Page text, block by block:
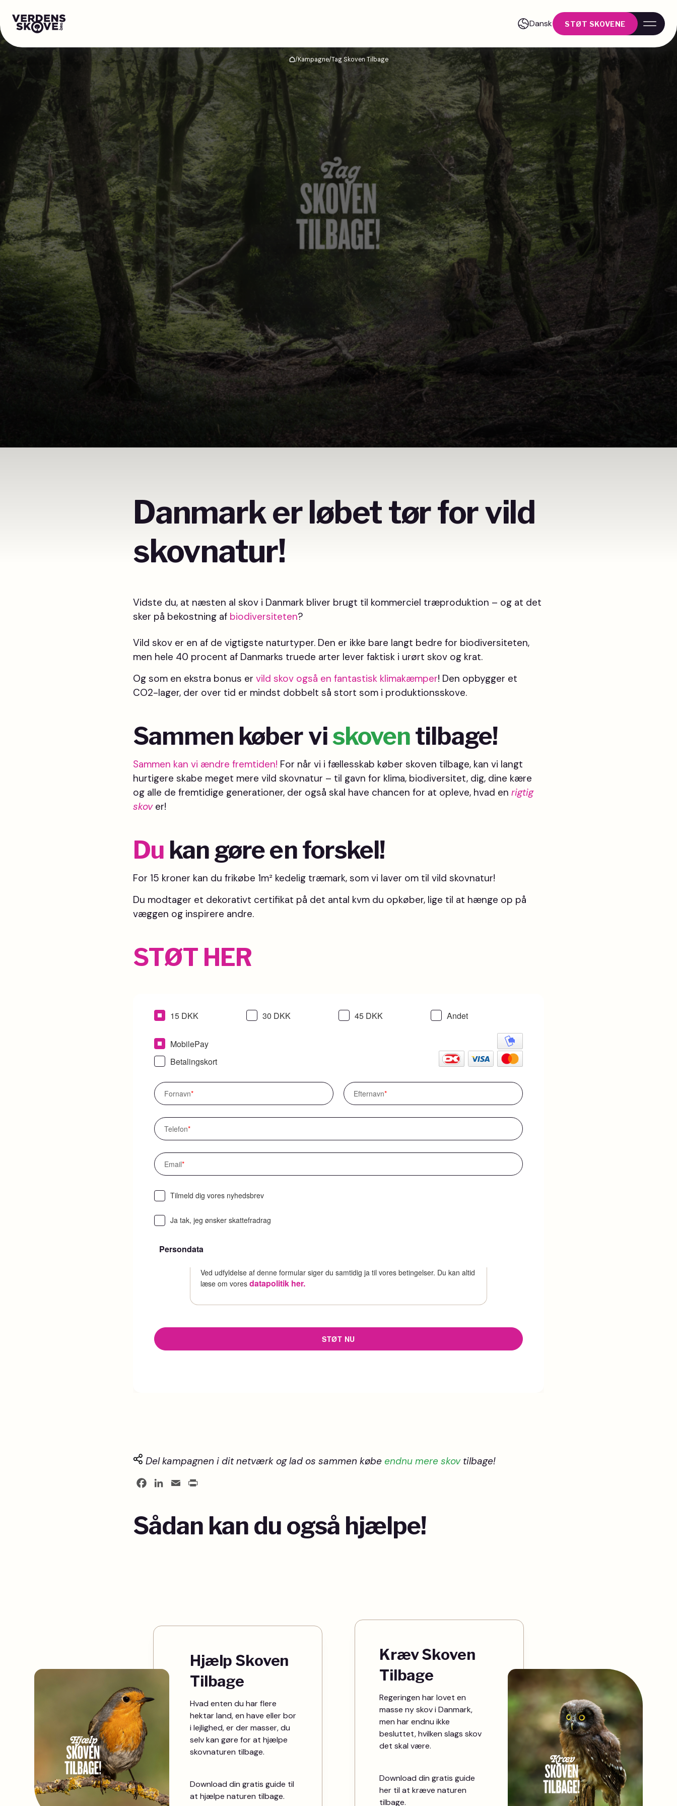
Dansk STØT SKOVENE
Hjem/Kampagne/Tag Skoven Tilbage
Danmark er løbet tør for vild
skovnatur!
Vidste du, at næsten al skov i Danmark bliver brugt til kommerciel træproduktion – og at det
sker på bekostning af biodiversiteten?
Vild skov er en af de vigtigste naturtyper. Den er ikke bare langt bedre for biodiversiteten,
men hele 40 procent af Danmarks truede arter lever faktisk i urørt skov og krat.
Og som en ekstra bonus er vild skov også en fantastisk klimakæmper! Den opbygger et
CO2-lager, der over tid er mindst dobbelt så stort som i produktionsskove.
Sammen køber viskoventilbage!
Sammen kan vi ændre fremtiden! For når vi i fællesskab køber skoven tilbage, kan vi langt
hurtigere skabe meget mere vild skovnatur – til gavn for klima, biodiversitet, dig, dine kære
og alle de fremtidige generationer, der også skal have chancen for at opleve, hvad en rigtig
skov er!
Du kan gøre en forskel!
For 15 kroner kan du frikøbe 1m² kedelig træmark, som vi laver om til vild skovnatur!
Du modtager et dekorativt certifikat på det antal kvm du opkøber, lige til at hænge op på
væggen og inspirere andre.
STØT HER
Del kampagnen i dit netværk og lad os sammen købe endnu mere skov tilbage!
FacebookLinkedIn
Email Print
Sådan kan du også hjælpe!
Hjælp Skoven
Tilbage
Hvad enten du har flere
hektar land, en have eller bor
i lejlighed, er der masser, du
selv kan gøre for at hjælpe
skovnaturen tilbage.
Download din gratis guide til
at hjælpe naturen tilbage.
Kræv Skoven
Tilbage
Regeringen har lovet en
masse ny skov i Danmark,
men har endnu ikke
besluttet, hvilken slags skov
det skal være.
Download din gratis guide
her til at kræve naturen
tilbage.